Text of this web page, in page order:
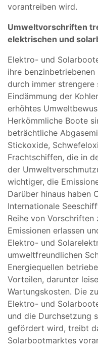
vorantreiben wird.
Umweltvorschriften
elektrischen und
Elektro- und
ihre
durch immer
Eindämmung der
erhöhtes
Herkömmliche Boote
beträchtliche
Stickoxide,
Frachtschiffen, die in
der
wichtiger, die
Darüber hinaus haben
Internationale
Reihe von
Emissionen erlassen
Elektro- und
umweltfreundlichen
Energiequellen
Vorteilen, darunter
Wartungskosten. Die
Elektro- und
und die Durchsetzung
gefördert wird, treibt
Solarbootmarktes